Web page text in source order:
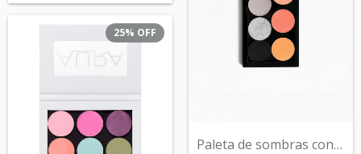
Paleta de sombras con 14 tonos Nuevos!!
25% OFF